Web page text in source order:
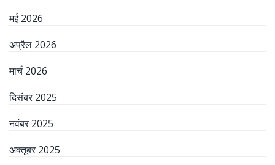
मई 2026
अप्रैल 2026
मार्च 2026
दिसंबर 2025
नवंबर 2025
अक्तूबर 2025